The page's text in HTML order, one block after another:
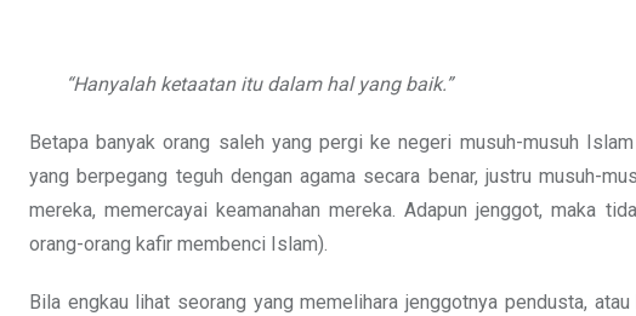
“Hanyalah ketaatan itu dalam hal yang baik.”
Betapa banyak orang saleh yang pergi ke negeri musuh-musuh
yang berpegang teguh dengan agama secara benar, justru musuh-
mereka, memercayai keamanahan mereka. Adapun jenggot, maka
orang-orang kafir membenci Islam).
Bila engkau lihat seorang yang memelihara jenggotnya pendusta,